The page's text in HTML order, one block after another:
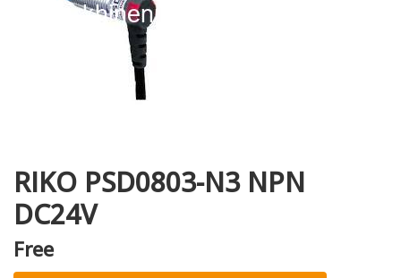
RIKO PSD0803-N3 NPN
DC24V
Free